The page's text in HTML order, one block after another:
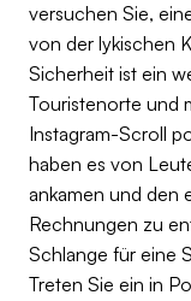
versuchen Sie,
von der lykischen
Sicherheit ist ein
Touristenorte und
Instagram-Scroll
haben es von
ankamen und den
Rechnungen zu
Schlange für eine
Treten Sie ein in